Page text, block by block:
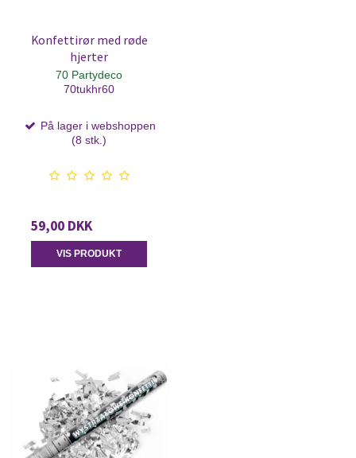
Konfettirør med røde
hjerter
70 Partydeco
70tukhr60
På lager i webshoppen
(8 stk.)
59,00 DKK
VIS PRODUKT